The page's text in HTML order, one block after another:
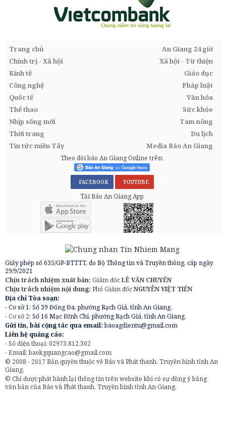
Trang chủ
An Giang 24 giờ
Chính trị - Xã hội
Xã hội - Từ thiện
Kinh tế
Giáo dục
Công nghệ
Pháp luật
Quốc tế
Văn hóa
Thể thao
Sức khỏe
Nhịp sống mới
Tam nông
Thời trang
Du lịch
Tin tức miền Tây
Media Báo An Giang
Theo dõi báo An Giang Online trên:
FACEBOOK YOUTUBE
Tải Báo An Giang App
Giấy phép số 635/GP-BTTTT, do Bộ Thông tin và Truyền thông, cấp ngày
29/9/2021
Chịu trách nhiệm xuất bản: Giám đốcLÊ VĂN CHUYỂN
Chịu trách nhiệm nội dung: Phó Giám đốcNGUYỄN VIỆT TIẾN
Địa chỉ Tòa soạn:
- Cơ sở 1: Số 39 Đống Đa, phường Rạch Giá, tỉnh An Giang.
- Cơ sở 2: Số 16 Mạc Đĩnh Chi, phường Rạch Giá, tỉnh An Giang.
Gửi tin, bài cộng tác qua email:baoagdientu@gmail.com
Liên hệ quảng cáo:
- Số điện thoại: 02973.812.302
- Email:baokgquangcao@gmail.com
© 2008 - 2017 Bản quyền thuộc về Báo và Phát thanh, Truyền hình tỉnh An
Giang.
© Chỉ được phát hành lại thông tin trên website khi có sự đồng ý bằng
văn bản của Báo và Phát thanh, Truyền hình tỉnh An Giang.